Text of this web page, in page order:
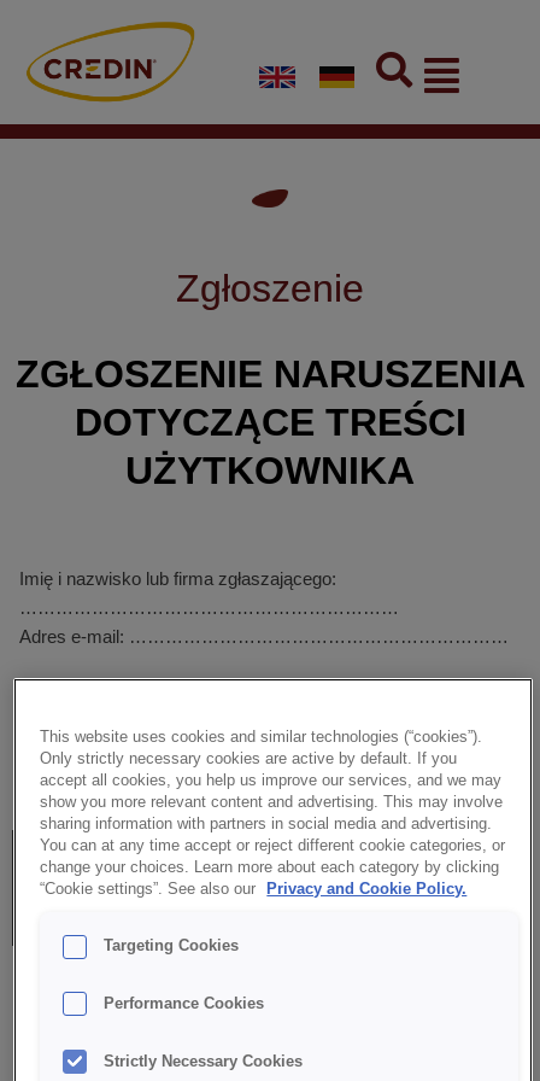
content
Flyout
Menu
Zgłoszenie
ZGŁOSZENIE NARUSZENIA
DOTYCZĄCE TREŚCI
UŻYTKOWNIKA
Imię i nazwisko lub firma zgłaszającego:
………………………………………………………
Adres e-mail: ………………………………………………………
poniższego formularza. Bez tych informacji nie jesteśmy w
stanie rozpocząć weryfikacji zgłoszonych treści.
Powód dokonania zgłoszenia treści
□ treści są niezgodne z tematyką portalu;
portalu;
This website uses cookies and similar technologies (“cookies”).
Only strictly necessary cookies are active by default. If you
accept all cookies, you help us improve our services, and we may
show you more relevant content and advertising. This may involve
sharing information with partners in social media and advertising.
You can at any time accept or reject different cookie categories, or
change your choices. Learn more about each category by clicking
“Cookie settings”. See also our
Privacy and Cookie Policy.
Targeting Cookies
Performance Cookies
Strictly Necessary Cookies